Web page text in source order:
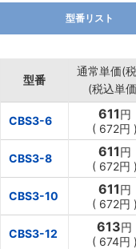
型番リスト
型番
通常単価(
(税込単
CBS3-6 611円
( 672円 )
CBS3-8 611円
( 672円 )
CBS3-10 611円
( 672円 )
CBS3-12 613円
( 674円 )